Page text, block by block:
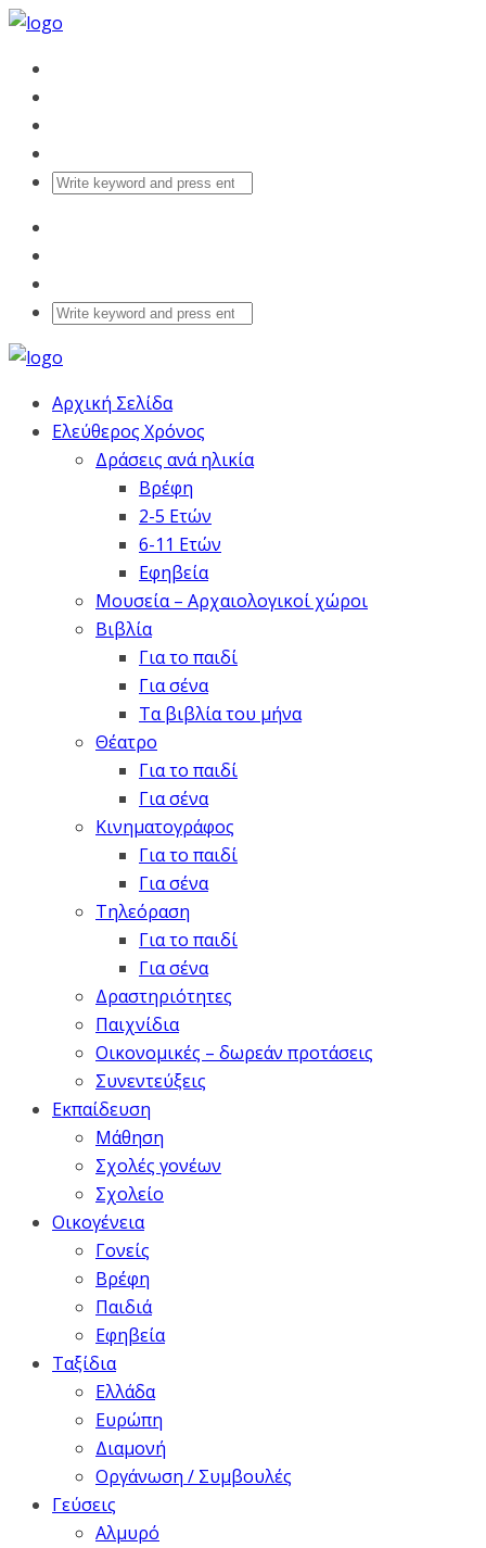
Αρχική Σελίδα
Ελεύθερος Χρόνος
Δράσεις ανά ηλικία
Βρέφη
2-5 Ετών
6-11 Ετών
Εφηβεία
Μουσεία – Αρχαιολογικοί χώροι
Βιβλία
Για το παιδί
Για σένα
Τα βιβλία του μήνα
Θέατρο
Για το παιδί
Για σένα
Κινηματογράφος
Για το παιδί
Για σένα
Τηλεόραση
Για το παιδί
Για σένα
Δραστηριότητες
Παιχνίδια
Οικονομικές – δωρεάν προτάσεις
Συνεντεύξεις
Εκπαίδευση
Μάθηση
Σχολές γονέων
Σχολείο
Οικογένεια
Γονείς
Βρέφη
Παιδιά
Εφηβεία
Ταξίδια
Ελλάδα
Ευρώπη
Διαμονή
Οργάνωση / Συμβουλές
Γεύσεις
Αλμυρό